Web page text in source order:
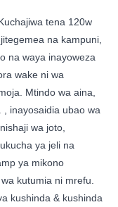
tena 120w
na kampuni,
na waya inayoweza
wake ni wa
Mtindo wa aina,
inayosaidia ubao wa
wa joto,
ya jeli na
ya mikono
kutumia ni mrefu.
kushinda & kushinda